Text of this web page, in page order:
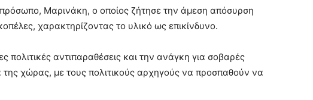
Μαρινάκη, ο οποίος ζήτησε την άμεση απόσυρση
χαρακτηρίζοντας το υλικό ως επικίνδυνο.
πολιτικές αντιπαραθέσεις και την ανάγκη για σοβαρές
της χώρας, με τους πολιτικούς αρχηγούς να προσπαθούν να